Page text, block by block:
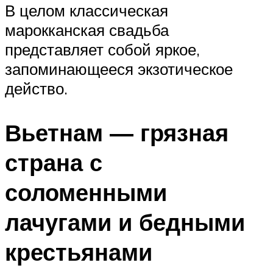
В целом классическая
марокканская свадьба
представляет собой яркое,
запоминающееся экзотическое
действо.
Вьетнам — грязная
страна с
соломенными
лачугами и бедными
крестьянами